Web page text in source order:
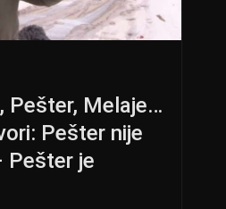
Pešter, Melaje…
Pešter nije
Pešter je